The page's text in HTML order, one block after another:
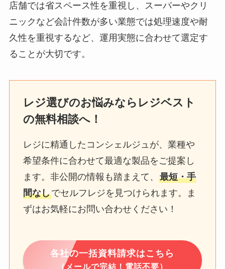
店舗では省スペース性を重視し、スーパーやクリ
ニックなど会計件数が多い業態では処理速度や耐
久性を重視するなど、運用実態に合わせて選定す
ることが大切です。
レジ選びのお悩みならレジベスト
の無料相談へ！
レジに精通したコンシェルジュが、業種や
希望条件に合わせて最適な製品をご提案し
ます。非公開の情報も踏まえて、 最短・手
間なしでセルフレジを見つけられます。ま
ずはお気軽にお問い合わせください！
各社の一括資料請求はこちら
（メールで完結！電話不要）